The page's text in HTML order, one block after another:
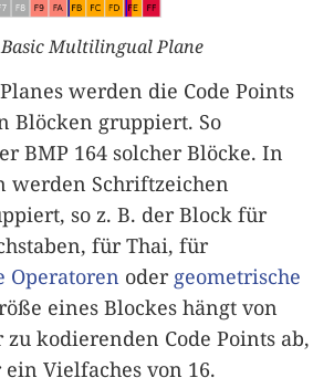
Multilingual Plane
werden die Code Points
Blöcken gruppiert. So
BMP 164 solcher Blöcke. In
werden Schriftzeichen
so z. B. der Block für
für Thai, für
Operatoren oder geometrische
eines Blockes hängt von
kodierenden Code Points ab,
Vielfaches von 16.